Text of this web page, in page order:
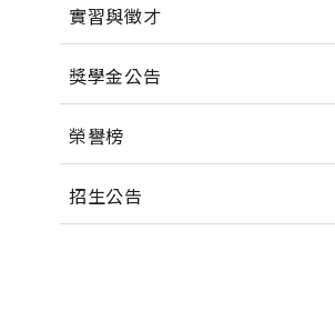
實習與徵才
獎學金公告
榮譽榜
招生公告